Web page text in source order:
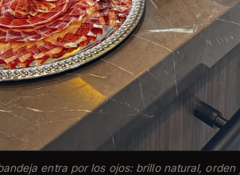
entra por los ojos: brillo natural, orden